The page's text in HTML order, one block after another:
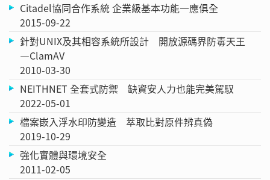
Citadel協同合作系統 企業級基本功能一應俱全
2015-09-22
針對UNIX及其相容系統所設計 開放源碼界防毒天王
—ClamAV
2010-03-30
NEITHNET 全套式防禦 缺資安人力也能完美駕馭
2022-05-01
檔案嵌入浮水印防變造 萃取比對原件辨真偽
2019-10-29
強化實體與環境安全
2011-02-05